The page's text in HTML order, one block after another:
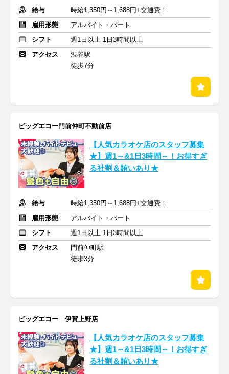
給与
時給1,350円～1,688円+交通費！
雇用形態
アルバイト・パート
シフト
週1日以上 1日3時間以上
アクセス
渋谷駅
徒歩7分
ビッグエコー門前仲町不動前店
【人気カラオケ店のスタッフ募集
★】週1～&1日3時間～！お得すぎ
る社割＆賄いあり★
給与
時給1,350円～1,688円+交通費！
雇用形態
アルバイト・パート
シフト
週1日以上 1日3時間以上
アクセス
門前仲町駅
徒歩3分
ビッグエコー 伊賀上野店
【人気カラオケ店のスタッフ募集
★】週1～&1日3時間～！お得すぎ
る社割＆賄いあり★